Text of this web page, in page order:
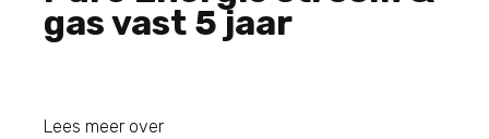
gas vast 5 jaar
Lees meer over